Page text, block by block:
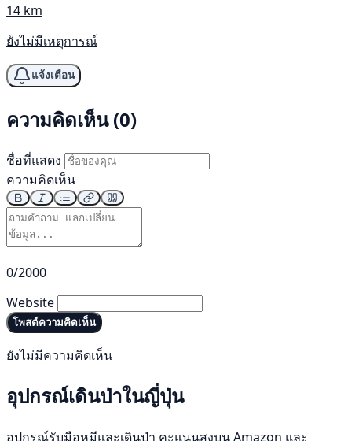
14 km
ยังไม่มีเหตุการณ์
แจ้งเตือน
ความคิดเห็น (0)
ชื่อที่แสดง
ความคิดเห็น
0/2000
Website
โพสต์ความคิดเห็น
ยังไม่มีความคิดเห็น
อุปกรณ์เดินป่าในญี่ปุ่น
อุปกรณ์รับมือหมีและเดินป่า คะแนนสูงบน Amazon และ